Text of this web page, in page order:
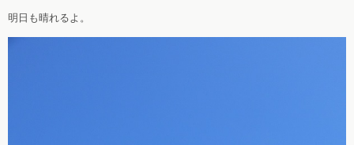
明日も晴れるよ。